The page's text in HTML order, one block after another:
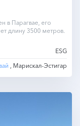
в Парагвае, его
длину 3500 метров.
ESG
, Марискал-Эстигар